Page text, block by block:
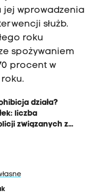
jej wprowadzenia
służb.
roku
spożywaniem
procent w
działa?
liczba
związanych z